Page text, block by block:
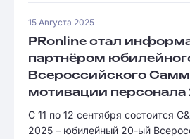
15 Августа 2025
PRonline стал
партнёром
Всероссийского
мотивации персонала
С 11 по 12 сентября состоится
2025 – юбилейный 20-ый